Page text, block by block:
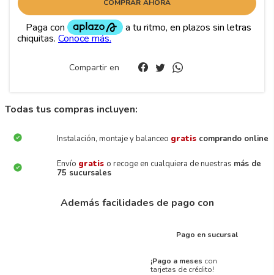
COMPRAR AHORA
Compartir en
Todas tus compras incluyen:
Instalación, montaje y balanceo gratis comprando online
Envío gratis o recoge en cualquiera de nuestras más de
75 sucursales
Además facilidades de pago con
Pago en sucursal
¡Pago a meses con
tarjetas de crédito!